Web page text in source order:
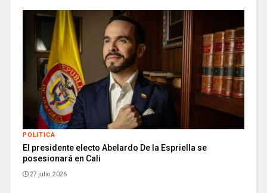
POLITICA
El presidente electo Abelardo De la Espriella se
posesionará en Cali
27 julio, 2026